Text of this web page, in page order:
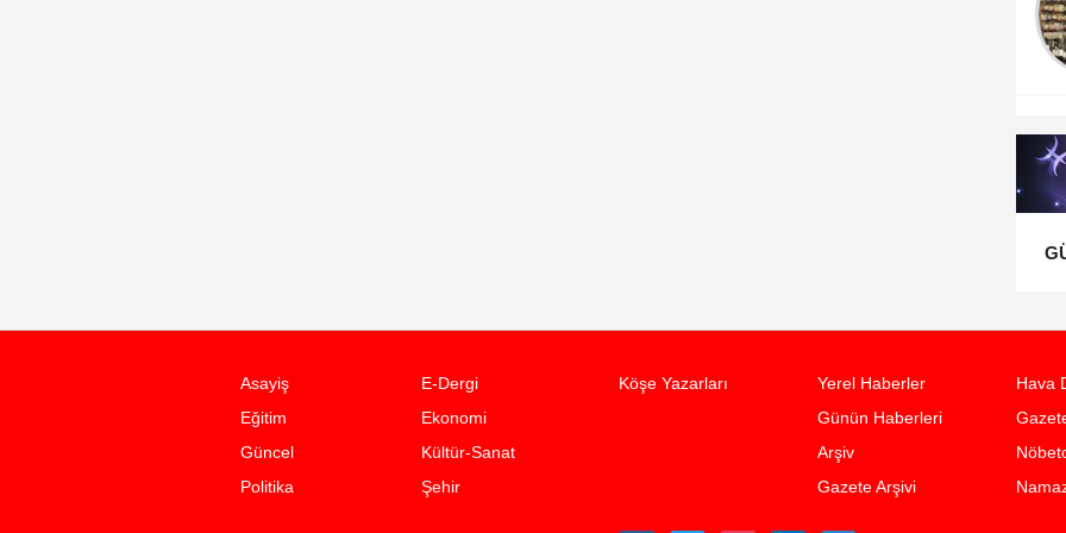
Asayiş
E-Dergi
Eğitim
Ekonomi
Güncel
Kültür-Sanat
Politika
Şehir
Köşe Yazarları
Yerel Haberler
Günün Haberleri
Arşiv
Gazete Arşivi
Hava